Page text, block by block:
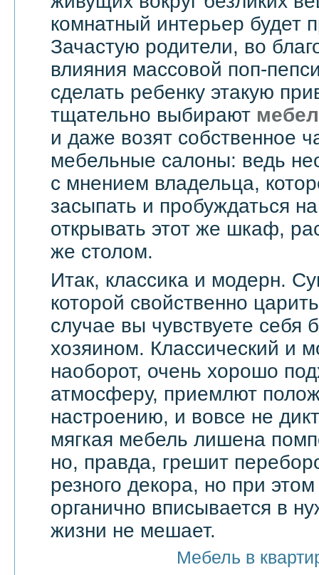
комнатный интерьер будет
Зачастую родители, во
влияния массовой поп-
сделать ребенку этакую
тщательно выбирают
и даже возят собственное
мебельные салоны: ведь
с мнением владельца,
засыпать и пробуждаться
открывать этот же шкаф,
же столом.
Итак, классика и модерн.
которой свойственно
случае вы чувствуете себя
хозяином. Классический и
наоборот, очень хорошо
атмосферу, приемлют
настроению, и вовсе не
мягкая мебель лишена
но, правда, грешит
резного декора, но при
органично вписывается в
жизни не мешает.
Мебель в